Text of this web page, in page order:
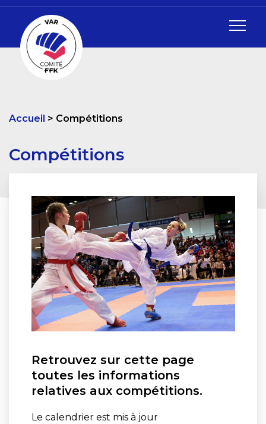
Accueil Compétitions
Compétitions
Retrouvez sur cette page
toutes les informations
relatives aux compétitions.
Le calendrier est mis à jour